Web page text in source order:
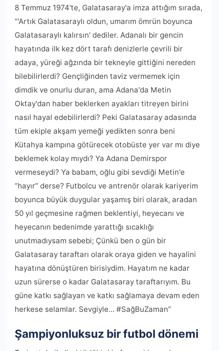
8 Temmuz 1974'te, Galatasaray'a imza attığım sırada,
“'Artık Galatasaraylı oldun, umarım ömrün boyunca
Galatasaraylı kalırsın' dediler. Adanalı bir gencin
hayatında ilk kez dört tarafı denizlerle çevrili bir
adaya, yüreği ağzında bir tekneyle gittiğini nereden
bilebilirlerdi? Gençliğinden taviz vermemek için
dimdik ve onurlu duran, ama Adana'da Metin
Oktay'dan haber beklerken ayakları titreyen birini
nasıl hayal edebilirlerdi? Peki Galatasaray adasında
tüm ekiple akşam yemeği yedikten sonra beni
Kütahya kampına götürecek otobüste yer var mı diye
beklemek kolay mıydı? Ya Adana Demirspor
vermeseydi? Ya babam, oğlu gibi sevdiği Metin'e
“hayır” derse? Futbolcu ve antrenör olarak kariyerim
boyunca büyük duygular yaşamış biri olarak, aradan
50 yıl geçmesine rağmen beklentiyi, heyecanı ve
heyecanın bedenimde yarattığı sıcaklığı
unutmadıysam sebebi; Çünkü ben o gün bir
Galatasaray taraftarı olarak oraya giden ve hayalini
hayatına dönüştüren birisiydim. Hayatım ne kadar
uzun sürerse o kadar Galatasaray taraftarıyım. Bu
güne katkı sağlayan ve katkı sağlamaya devam eden
herkese selamlar. Sevgiyle… #SağBuZaman”
Şampiyonluksuz bir futbol dönemi